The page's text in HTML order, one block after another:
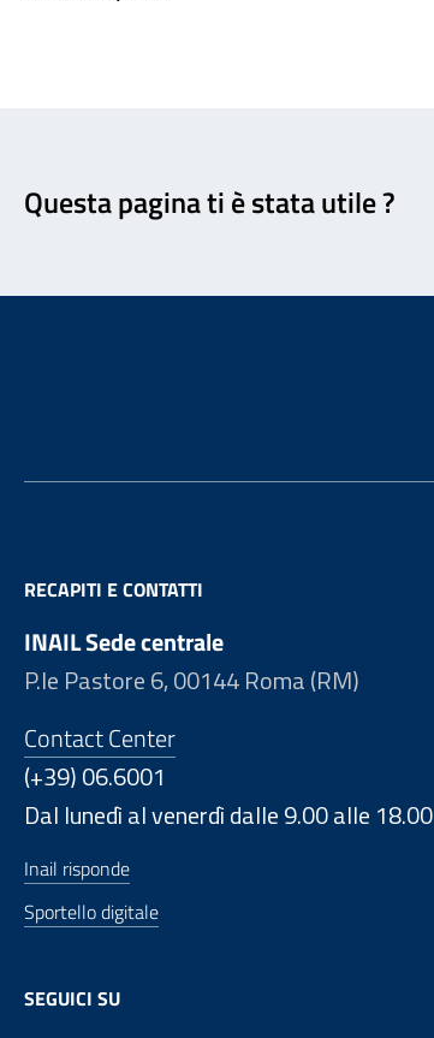
Questa pagina ti è stata utile ?
RECAPITI E CONTATTI
INAIL Sede centrale
P.le Pastore 6, 00144 Roma (RM)
Contact Center
(+39) 06.6001
Dal lunedì al venerdì dalle 9.00 alle 18.00
Inail risponde
Sportello digitale
SEGUICI SU